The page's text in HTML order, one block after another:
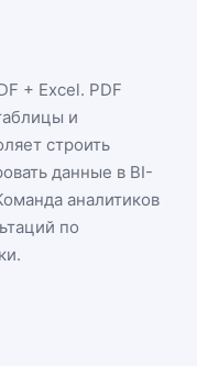
+ Excel. PDF
и
строить
данные в BI-
аналитиков
по